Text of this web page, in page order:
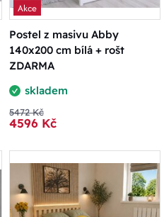
Akce
Postel z masivu Abby
140x200 cm bílá + rošt
ZDARMA
skladem
5472 Kč
4596 Kč